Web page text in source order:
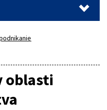
oblasti